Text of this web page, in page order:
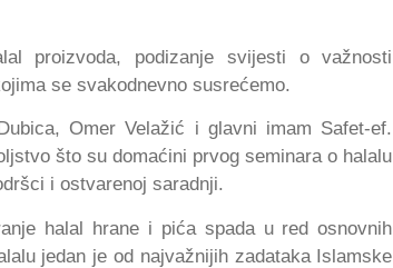
proizvoda, podizanje svijesti o važnosti
se svakodnevno susrećemo.
Omer Velažić i glavni imam Safet-ef.
što su domaćini prvog seminara o halalu
i ostvarenoj saradnji.
halal hrane i pića spada u red osnovnih
jedan je od najvažnijih zadataka Islamske